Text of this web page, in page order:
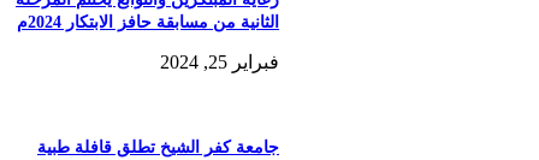
الثانية من مسابقة حافز الابتكار 2024م
فبراير 25, 2024
جامعة كفر الشيخ تطلق قافلة طبية